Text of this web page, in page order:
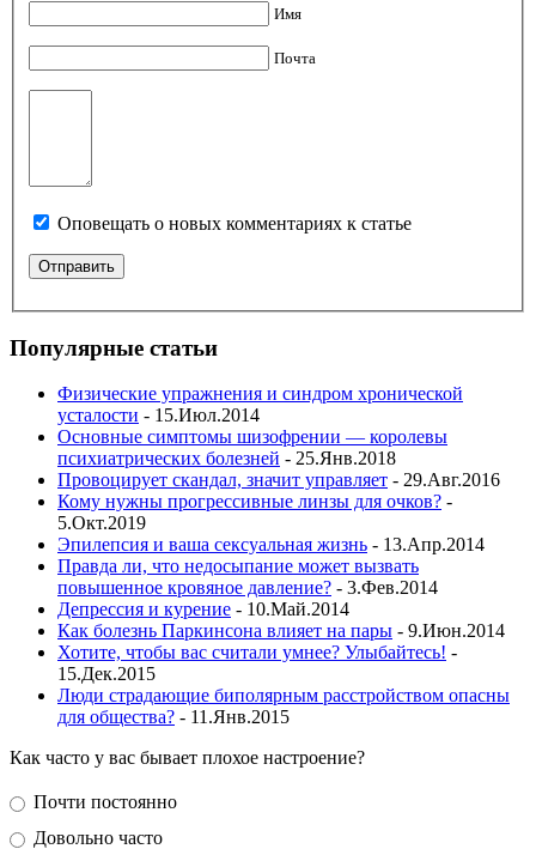
Имя
Почта
Оповещать о новых комментариях к статье
Популярные статьи
Физические упражнения и синдром хронической
усталости - 15.Июл.2014
Основные симптомы шизофрении — королевы
психиатрических болезней - 25.Янв.2018
Провоцирует скандал, значит управляет - 29.Авг.2016
Кому нужны прогрессивные линзы для очков? -
5.Окт.2019
Эпилепсия и ваша сексуальная жизнь - 13.Апр.2014
Правда ли, что недосыпание может вызвать
повышенное кровяное давление? - 3.Фев.2014
Депрессия и курение - 10.Май.2014
Как болезнь Паркинсона влияет на пары - 9.Июн.2014
Хотите, чтобы вас считали умнее? Улыбайтесь! -
15.Дек.2015
Люди страдающие биполярным расстройством опасны
для общества? - 11.Янв.2015
Как часто у вас бывает плохое настроение?
Почти постоянно
Довольно часто